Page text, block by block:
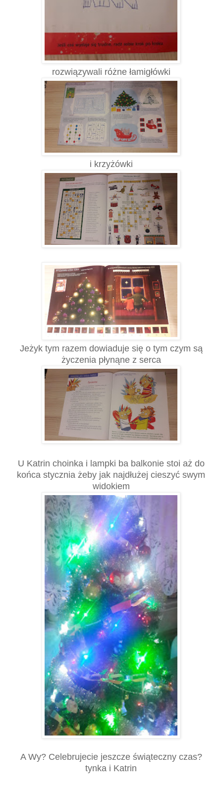
rozwiązywali różne łamigłówki
i krzyżówki
Jeżyk tym razem dowiaduje się o tym czym są
życzenia płynąne z serca
U Katrin choinka i lampki ba balkonie stoi aż do
końca stycznia żeby jak najdłużej cieszyć swym
widokiem
A Wy? Celebrujecie jeszcze świąteczny czas?
tynka i Katrin